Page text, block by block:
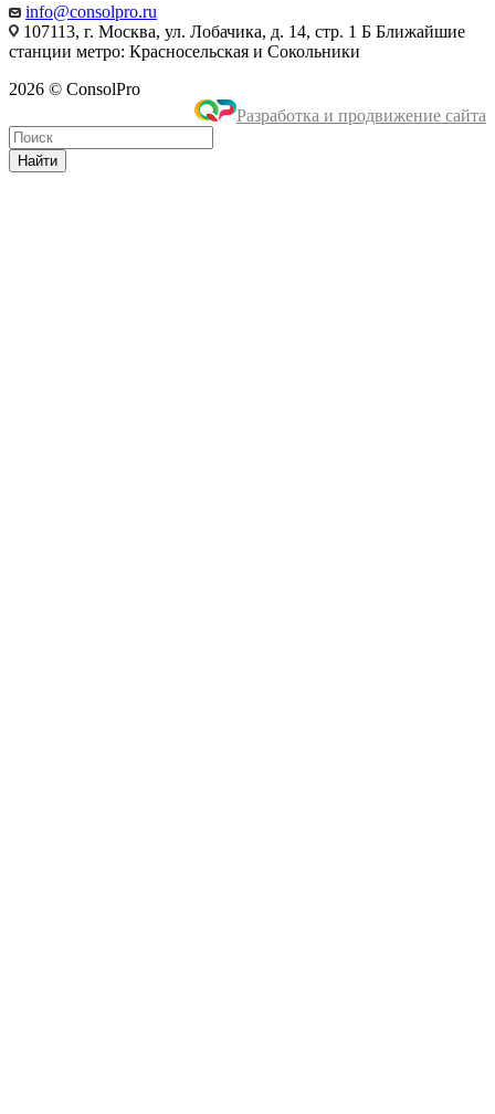
info@consolpro.ru
107113, г. Москва, ул. Лобачика, д. 14, стр. 1 Б Ближайшие
станции метро: Красносельская и Сокольники
2026 © ConsolPro
Разработка и продвижение сайта
Найти